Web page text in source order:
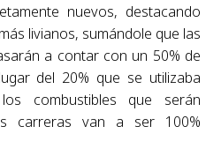
nuevos, destacando
livianos, sumándole que las
a contar con un 50% de
del 20% que se utilizaba
combustibles que serán
carreras van a ser 100%